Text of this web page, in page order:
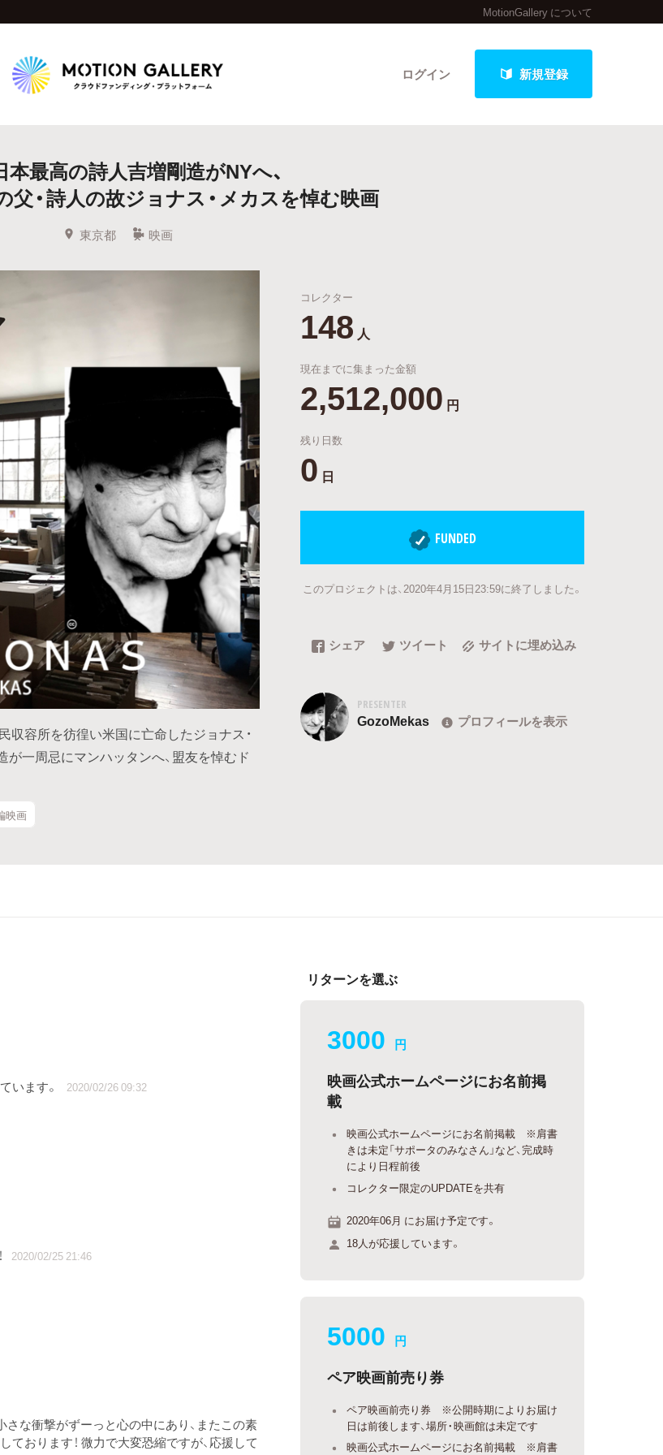
MotionGallery について
ログイン 新規登録
クト 新着プロジェクト 終了間近のプロジェクト
Feature
す キュレーターから探す 特集から探す
達成プロジェクト 調達額が大きいプロジェクト
本最高の詩人吉増剛造がNYへ、
父・詩人の故ジョナス・メカスを悼む映画
東京都 映画
収容所を彷徨い米国に亡命したジョナス・
一周忌にマンハッタンへ、盟友を悼むド
映画
コレクター
148 人
現在までに集まった金額
2,512,000 円
残り日数
0 日
FUNDED
このプロジェクトは、2020年4月15日23:59に終了しました。
シェア ツイート サイトに埋め込み
PRESENTER
GozoMekas プロフィールを表示
います。 2020/02/26 09:32
2020/02/25 21:46
さな衝撃がずーっと心の中にあり、またこの素
おります！ 微力で大変恐縮ですが、応援して
リターンを選ぶ
3000 円
映画公式ホームページにお名前掲
載
映画公式ホームページにお名前掲載 ※肩書
きは未定「サポータのみなさん」など、完成時
により日程前後
コレクター限定のUPDATEを共有
2020年06月 にお届け予定です。
18人が応援しています。
5000 円
ペア映画前売り券
ペア映画前売り券 ※公開時期によりお届け
日は前後します、場所・映画館は未定です
映画公式ホームページにお名前掲載 ※肩書